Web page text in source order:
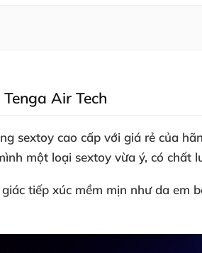
Air Tech
sextoy cao cấp với giá rẻ của
một loại sextoy vừa ý, có chất
giác tiếp xúc mềm mịn như da em